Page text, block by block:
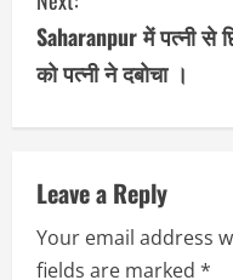
t
i
n
e
R
Saharanpur में पत्नी से
को पत्नी ने दबोचा ।
Leave a Reply
Your email address
fields are marked *